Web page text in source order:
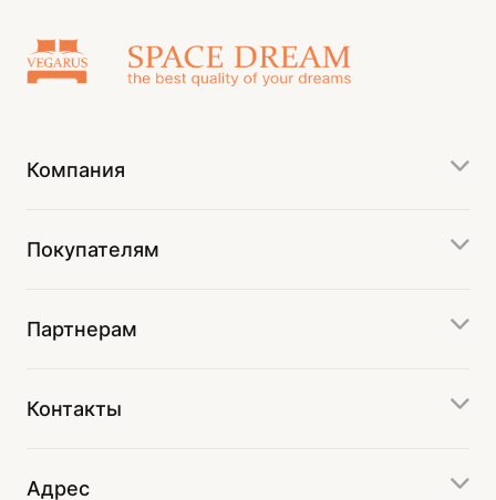
Компания
Покупателям
Партнерам
Контакты
Адрес